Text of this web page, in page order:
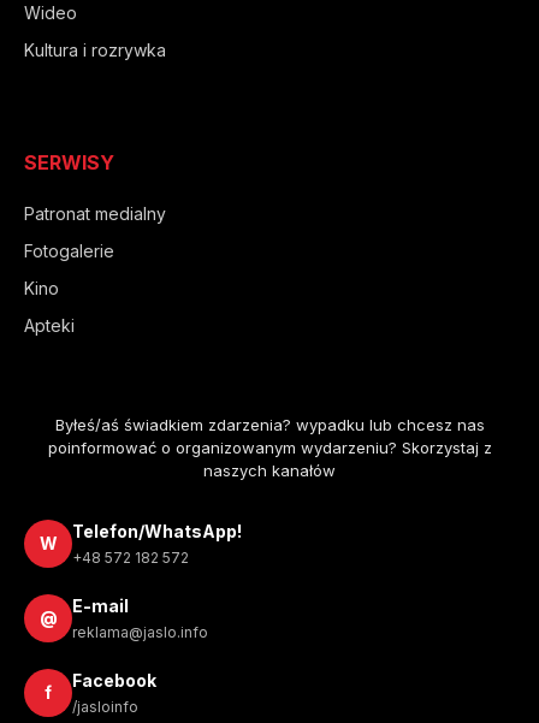
Wideo
Kultura i rozrywka
SERWISY
Patronat medialny
Fotogalerie
Kino
Apteki
Byłeś/aś świadkiem zdarzenia? wypadku lub chcesz nas
poinformować o organizowanym wydarzeniu? Skorzystaj z
naszych kanałów
W
Telefon/WhatsApp!
+48 572 182 572
@
E-mail
reklama@jaslo.info
f
Facebook
/jasloinfo